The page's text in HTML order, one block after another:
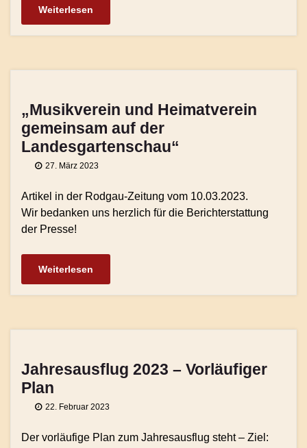
Weiterlesen
„Musikverein und Heimatverein
gemeinsam auf der
Landesgartenschau“
27. März 2023
Artikel in der Rodgau-Zeitung vom 10.03.2023.
Wir bedanken uns herzlich für die Berichterstattung
der Presse!
Weiterlesen
Jahresausflug 2023 – Vorläufiger
Plan
22. Februar 2023
Der vorläufige Plan zum Jahresausflug steht – Ziel: